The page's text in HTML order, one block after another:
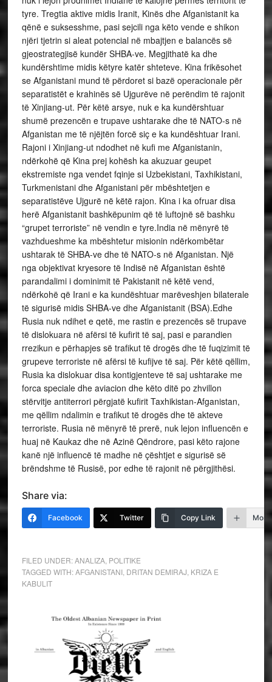
tyre. Tregtia aktive midis Iranit, Kinës dhe Afganistanit ka
qënë e suksesshme, pasi sejcili nga këto vende e shikon
njëri tjetrin si aleat potencial në mbajtjen e balancës së
gjeostrategjisë kundër SHBA-ve. Megjithatë ka dhe
kundërshtime midis këtyre katër shteteve. Kina frikësohet
se Afganistani mund të përdoret si bazë operacionale për
separatistët e krahinës së Ujgurëve në perëndim të rajonit
të Xinjiang-ut. Për këtë arsye, nuk e ka kundërshtuar
shumë prezencën e trupave ushtarake dhe të NATO-s në
Afganistan me të njëjtën forcë siç e ka kundështuar Irani.
Rajoni i Xinjiang-ut ndodhet në kufi me Afganistanin,
ndërkohë që Kina prej kohësh ka akuzuar geupet
ekstremiste nga vendet fqinje si Uzbekistani, Taxhikistani,
Turkmenistani dhe Afganistani për mbështetjen e
separatistëve Ujgurë në këtë rajon. Kina i ka ofruar disa
herë Afganistanit bashkëpunim që të luftojnë së bashku
“grupet terroriste” në vendin e tyre.India në mënyrë të
vazhdueshme ka mbështetur misionin ndërkombëtar
ushtarak të SHBA-ve dhe të NATO-s në Afganistan. Një
nga objektivat kryesore të Indisë në Afganistan është
parandalimi i dominimit të Pakistanit në këtë vend,
ndërkohë që Irani e ka kundështuar marëveshjen bilaterale
të sigurisë midis SHBA-ve dhe Afganistanit (BSA).Edhe
Rusia nuk ndihet e qetë, me rastin e prezencës së trupave
të dislokuara në afërsi të kufirit të saj, pasi e parandien
rrezikun e përhapjes së trafikut të drogës dhe të fuqizimit të
grupeve terroriste në afërsi të kufijve të saj. Për këtë qëllim,
Rusia ka dislokuar disa kontigjenteve të saj ushtarake me
forca speciale dhe aviacion dhe këto ditë po zhvillon
stërvitje antiterrori përgjatë kufirit Taxhikistan-Afganistan,
me qëllim ndalimin e trafikut të drogës dhe të akteve
terroriste. Rusia në mënyrë të prerë, nuk lejon influencën e
huaj në Kaukaz dhe në Azinë Qëndrore, pasi këto rajone
kanë një influencë të madhe në çështjet e sigurisë së
brëndshme të Rusisë, por edhe të rajonit në përgjithësi.
Share via:
Facebook Twitter Copy Link More
FILED UNDER:ANALIZA, POLITIKE
TAGGED WITH:AFGANISTANI, DRITAN DEMIRAJ KRIZA E
KABULIT